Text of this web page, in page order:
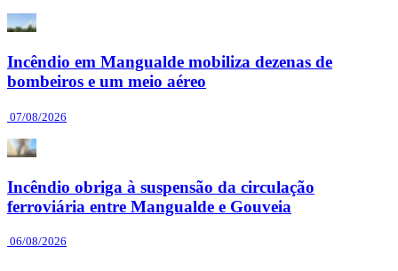
Incêndio em Mangualde mobiliza dezenas de
bombeiros e um meio aéreo
07/08/2026
Incêndio obriga à suspensão da circulação
ferroviária entre Mangualde e Gouveia
06/08/2026